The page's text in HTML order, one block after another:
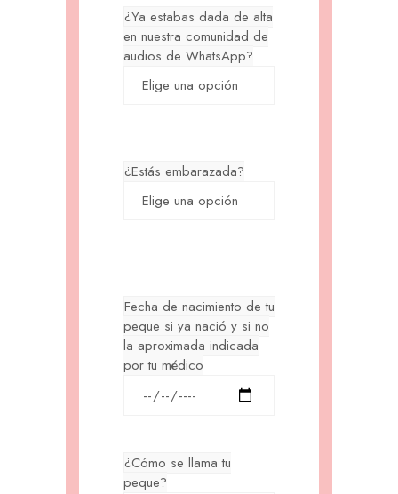
¿Ya estabas dada de alta
en nuestra comunidad de
audios de WhatsApp?
¿Estás embarazada?
Fecha de nacimiento de tu
peque si ya nació y si no
la aproximada indicada
por tu médico
¿Cómo se llama tu
peque?